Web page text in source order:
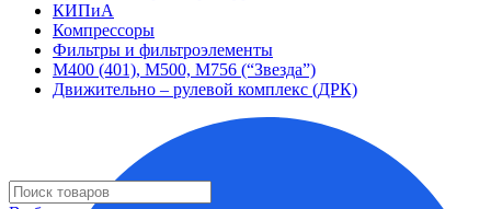
КИПиА
Компрессоры
Фильтры и фильтроэлементы
М400 (401), М500, М756 (“Звезда”)
Движительно – рулевой комплекс (ДРК)